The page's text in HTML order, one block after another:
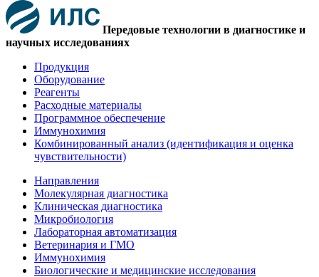
Передовые технологии в диагностике и
научных исследованиях
Продукция
Оборудование
Реагенты
Расходные материалы
Программное обеспечение
Иммунохимия
Комбинированный анализ (идентификация и оценка
чувствительности)
Направления
Молекулярная диагностика
Клиническая диагностика
Микробиология
Лабораторная автоматизация
Ветеринария и ГМО
Иммунохимия
Биологические и медицинские исследования